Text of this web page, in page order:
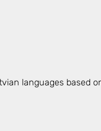
languages based